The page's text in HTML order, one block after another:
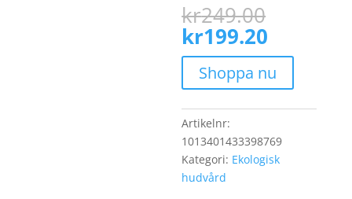
kr249.00
priset
var:
kr199.20
priset
är:
Shoppa nu
Artikelnr:
1013401433398769
Kategori: Ekologisk
hudvård